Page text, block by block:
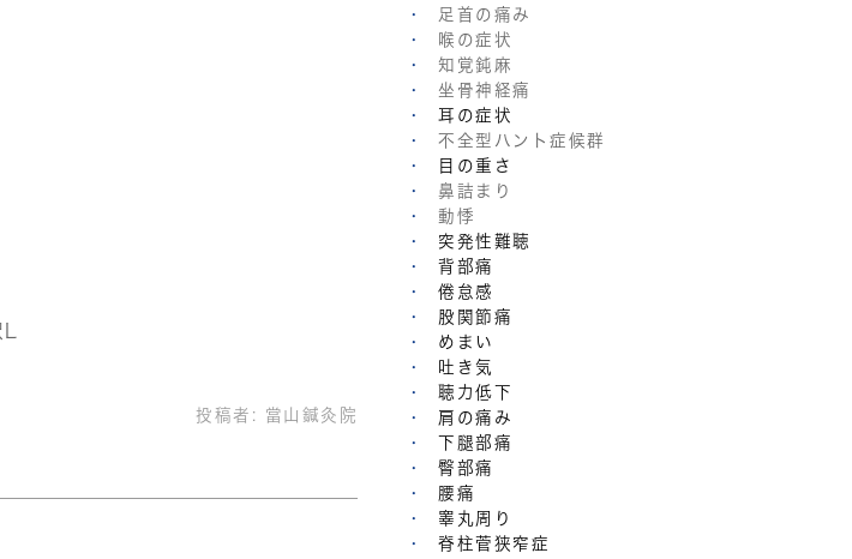
投稿者: 當山鍼灸院
足首の痛み
喉の症状
知覚鈍麻
坐骨神経痛
耳の症状
不全型ハント症候群
目の重さ
鼻詰まり
動悸
突発性難聴
背部痛
倦怠感
股関節痛
めまい
吐き気
聴力低下
肩の痛み
下腿部痛
臀部痛
腰痛
睾丸周り
脊柱菅狭窄症